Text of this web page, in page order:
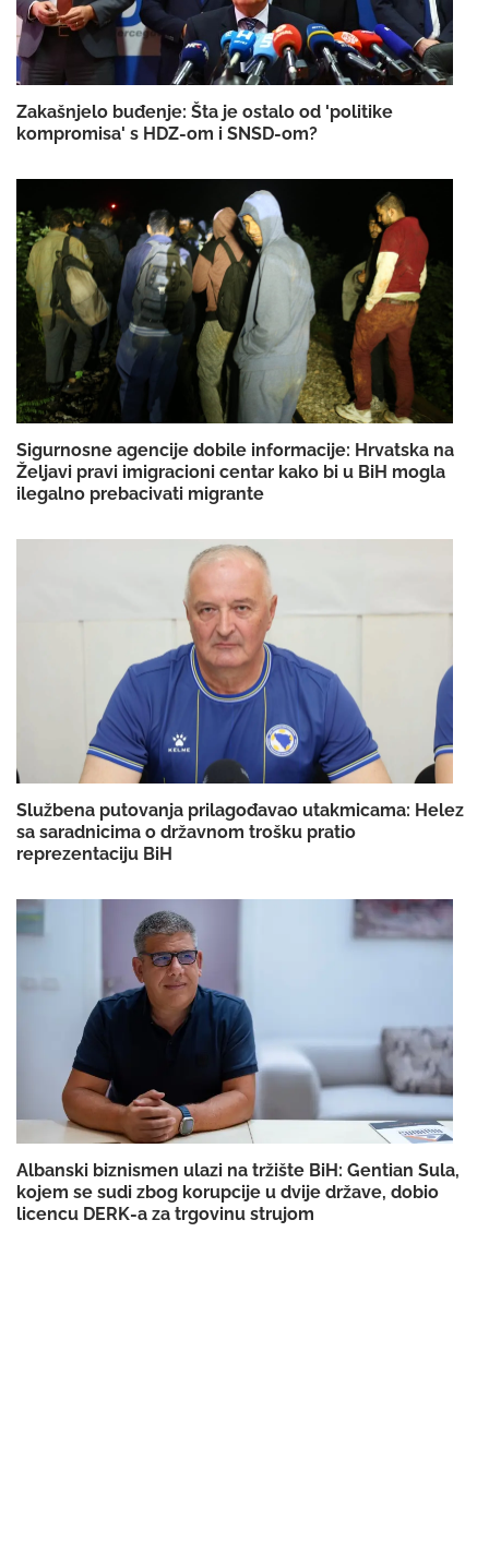
Zakašnjelo buđenje: Šta je ostalo od 'politike
kompromisa' s HDZ-om i SNSD-om?
Sigurnosne agencije dobile informacije: Hrvatska na
Željavi pravi imigracioni centar kako bi u BiH mogla
ilegalno prebacivati migrante
Službena putovanja prilagođavao utakmicama: Helez
sa saradnicima o državnom trošku pratio
reprezentaciju BiH
Albanski biznismen ulazi na tržište BiH: Gentian Sula,
kojem se sudi zbog korupcije u dvije države, dobio
licencu DERK-a za trgovinu strujom